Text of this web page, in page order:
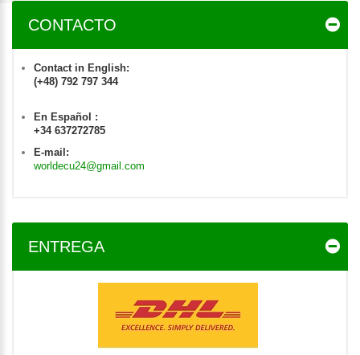
CONTACTO
Contact in English:
(+48) 792 797 344
En Español :
+34 637272785
E-mail:
worldecu24@gmail.com
ENTREGA